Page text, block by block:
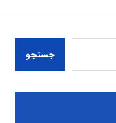
جستجو